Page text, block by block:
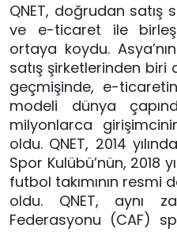
QNET, doğrudan satış
ve e-ticaret ile
ortaya koydu. Asya’
satış şirketlerinden biri
geçmişinde, e-
modeli dünya
milyonlarca
oldu. QNET, 2014
Spor Kulübü’nün, 2018
futbol takımının resmi
oldu. QNET, aynı
Federasyonu (CAF)